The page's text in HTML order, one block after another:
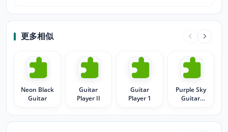
更多相似
Neon Black
Guitar
Guitar
Player II
Guitar
Player 1
Purple Sky
Guitar